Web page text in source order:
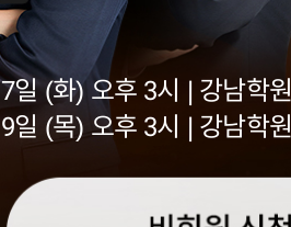
일 (화) 오후 3시 | 강남학원
일 (목) 오후 3시 | 강남학원